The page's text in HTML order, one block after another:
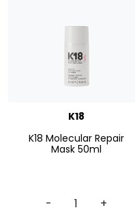
K18
K18 Molecular Repair
Mask 50ml
- +